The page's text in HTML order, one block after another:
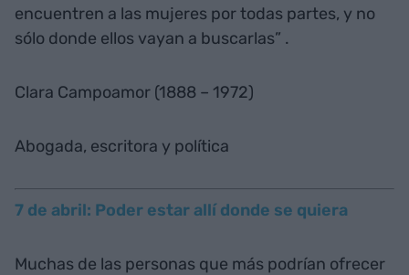
encuentren a las mujeres por todas partes, y no
sólo donde ellos vayan a buscarlas” .
Clara Campoamor (1888 – 1972)
Abogada, escritora y política
7 de abril: Poder estar allí donde se quiera
Muchas de las personas que más podrían ofrecer